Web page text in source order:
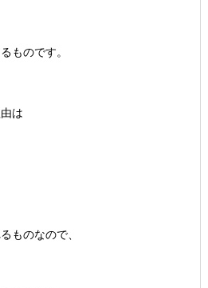
ものです。
は
ものなので、